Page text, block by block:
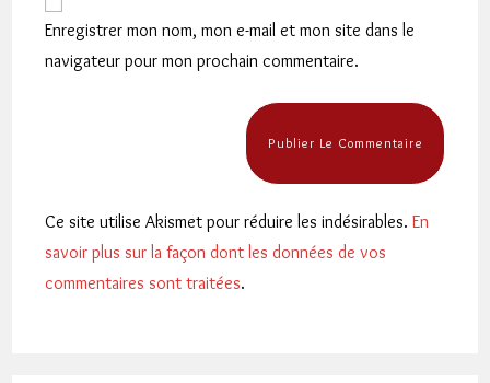
votre
site
(facultatif)
Enregistrer mon nom, mon e-mail et mon site dans le
navigateur pour mon prochain commentaire.
Ce site utilise Akismet pour réduire les indésirables.En
savoir plus sur la façon dont les données de vos
commentaires sont traitées.